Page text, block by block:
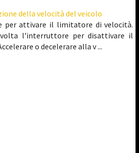
della velocità del veicolo
per attivare il limitatore di velocità.
volta l'interruttore per disattivare il
o decelerare alla v ...